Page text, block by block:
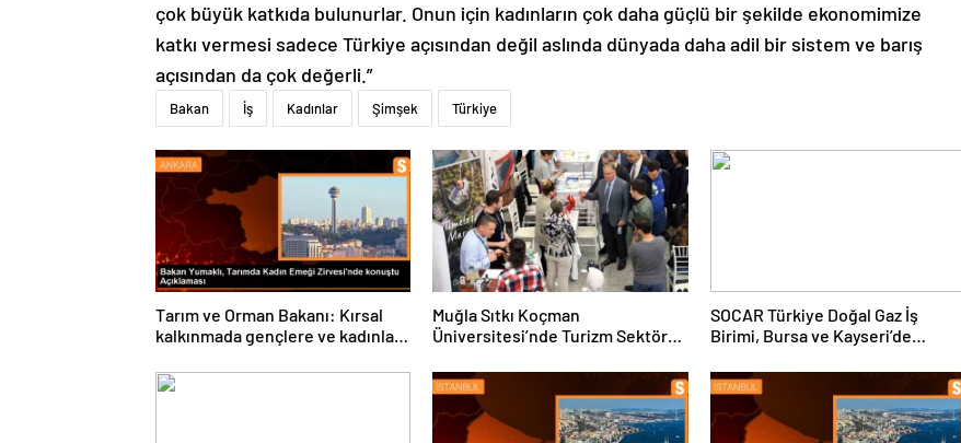
çok büyük katkıda bulunurlar. Onun için kadınların çok daha güçlü bir şekilde ekonomimize
katkı vermesi sadece Türkiye açısından değil aslında dünyada daha adil bir sistem ve barış
açısından da çok değerli.”
Bakan İş Kadınlar Şimşek Türkiye
Tarım ve Orman Bakanı: Kırsal
kalkınmada gençlere ve kadınlara
Muğla Sıtkı Koçman
Üniversitesi’nde Turizm Sektörü
SOCAR Türkiye Doğal Gaz İş
Birimi, Bursa ve Kayseri’de